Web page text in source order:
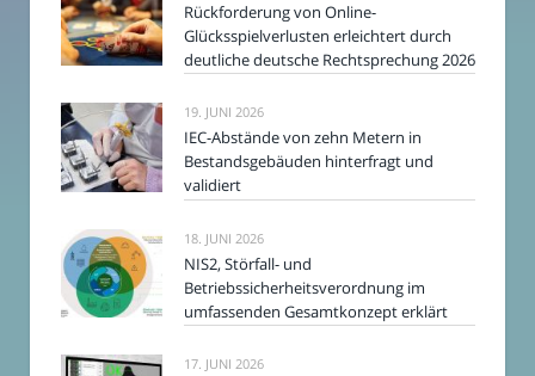
Rückforderung von Online-
Glücksspielverlusten erleichtert durch
deutliche deutsche Rechtsprechung 2026
19. JUNI 2026
IEC-Abstände von zehn Metern in
Bestandsgebäuden hinterfragt und
validiert
18. JUNI 2026
NIS2, Störfall- und
Betriebssicherheitsverordnung im
umfassenden Gesamtkonzept erklärt
17. JUNI 2026